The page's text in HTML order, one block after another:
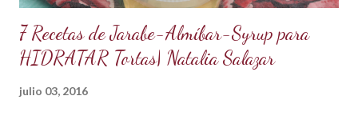
7 Recetas de Jarabe-Almíbar-Syrup para
HIDRATAR Tortas| Natalia Salazar
julio 03, 2016